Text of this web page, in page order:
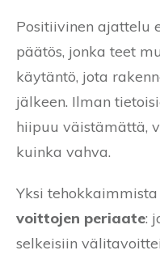
Positiivinen ajattelu
päätös, jonka teet
käytäntö, jota
jälkeen. Ilman
hiipuu väistämättä,
kuinka vahva.
Yksi
voittojen periaate:
selkeisiin